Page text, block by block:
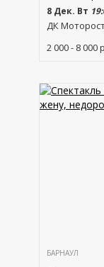
8 Дек. Вт
ДК
2 000 - 8 000
БАРНАУЛ